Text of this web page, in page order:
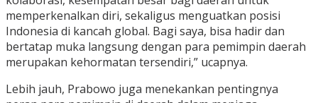
memperkenalkan diri, sekaligus menguatkan posisi
Indonesia di kancah global. Bagi saya, bisa hadir dan
bertatap muka langsung dengan para pemimpin daerah
merupakan kehormatan tersendiri,” ucapnya.
Lebih jauh, Prabowo juga menekankan pentingnya